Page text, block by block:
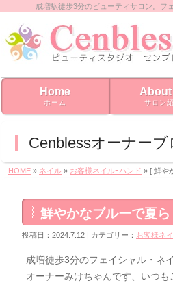
成増駅徒歩3分のビューティサロン。フ
Home
ホーム サロン
Cenblessオーナーブ
HOME » ネイル » お客様ネイルｰハンド » [ 鮮や
鮮やかなブルーで夏
投稿日：2024.7.12 | カテゴリー： お客様ネ
成増徒歩3分のフェイシャル・ネ
オーナーみけちゃんです、いつ